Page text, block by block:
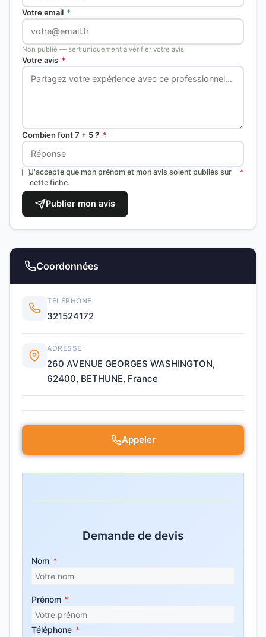
Votre email *
Non publié — sert uniquement à vérifier votre avis.
Votre avis *
Combien font 7 + 5 ? *
J'accepte que mon prénom et mon avis soient publiés sur
cette fiche.
*
Publier mon avis
Coordonnées
TÉLÉPHONE
321524172
ADRESSE
260 AVENUE GEORGES WASHINGTON,
62400, BETHUNE, France
Appeler
Demande de devis
Nom *
Prénom *
Téléphone *